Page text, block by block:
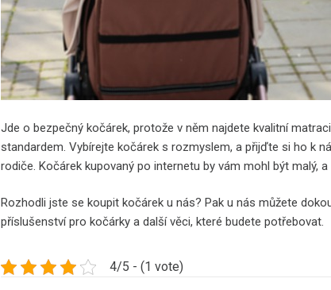
Jde o bezpečný kočárek, protože v něm najdete kvalitní
standardem. Vybírejte kočárek s rozmyslem, a přijďte si ho k
rodiče. Kočárek kupovaný po internetu by vám mohl být malý,
Rozhodli jste se koupit kočárek u nás? Pak u nás můžete
příslušenství pro kočárky a další věci, které budete potřebovat.
4/5 - (1 vote)